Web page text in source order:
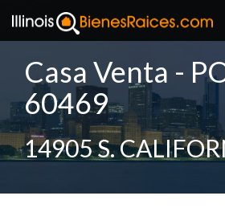
Casa Venta -
60469
14905 S.